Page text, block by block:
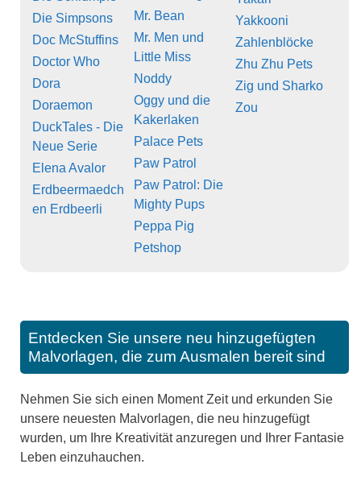
Die Simpsons
Doc McStuffins
Doctor Who
Dora
Doraemon
DuckTales - Die
Neue Serie
Elena Avalor
Erdbeermaedch
en Erdbeerli
Mr. Bean
Mr. Men und
Little Miss
Noddy
Oggy und die
Kakerlaken
Palace Pets
Paw Patrol
Paw Patrol: Die
Mighty Pups
Peppa Pig
Petshop
Yakkooni
Zahlenblöcke
Zhu Zhu Pets
Zig und Sharko
Zou
Entdecken Sie unsere neu hinzugefügten
Malvorlagen, die zum Ausmalen bereit sind
Nehmen Sie sich einen Moment Zeit und erkunden Sie
unsere neuesten Malvorlagen, die neu hinzugefügt
wurden, um Ihre Kreativität anzuregen und Ihrer Fantasie
Leben einzuhauchen.